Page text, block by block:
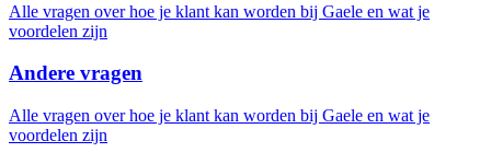
Alle vragen over hoe je klant kan worden bij Gaele en wat je
voordelen zijn
Andere vragen
Alle vragen over hoe je klant kan worden bij Gaele en wat je
voordelen zijn